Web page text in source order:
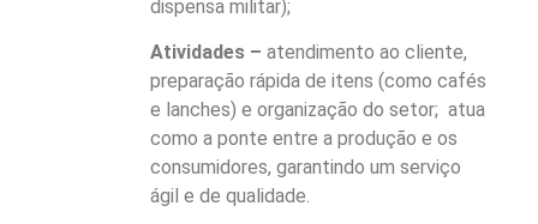
dispensa militar);
Atividades – atendimento ao cliente,
preparação rápida de itens (como cafés
e lanches) e organização do setor; atua
como a ponte entre a produção e os
consumidores, garantindo um serviço
ágil e de qualidade.